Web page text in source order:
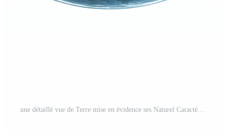
une détaillé vue de Terre mise en évidence ses Naturel Caractéristiques et ville lumières sur une transparent arrière-plan, Terre et planète sur transparent Contexte PNG Gratuit